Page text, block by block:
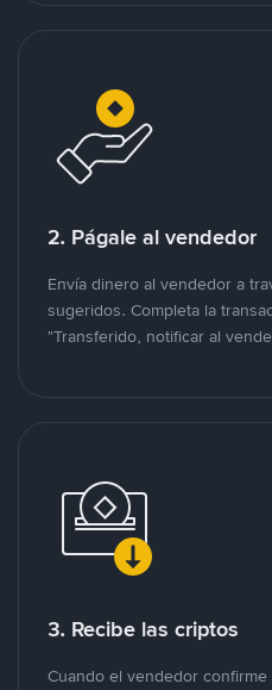
2. Págale al vendedor
Envía dinero al vendedor a
sugeridos. Completa la
"Transferido, notificar al
3. Recibe las criptos
Cuando el vendedor